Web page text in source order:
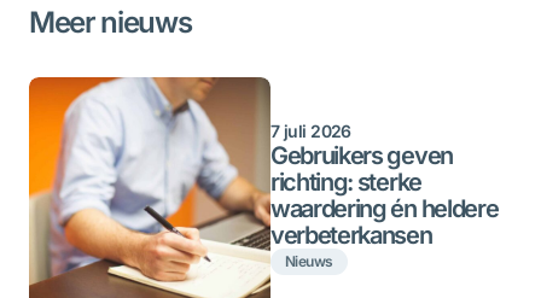
Meer nieuws
7 juli 2026
Gebruikers geven
richting: sterke
waardering én heldere
verbeterkansen
Nieuws